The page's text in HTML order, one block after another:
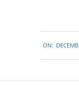
12-
19
ON: